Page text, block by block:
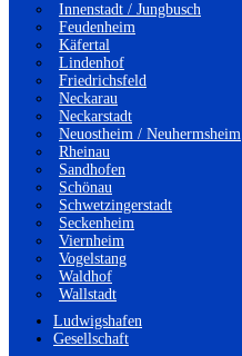
Innenstadt / Jungbusch
Feudenheim
Käfertal
Lindenhof
Friedrichsfeld
Neckarau
Neckarstadt
Neuostheim / Neuhermsheim
Rheinau
Sandhofen
Schönau
Schwetzingerstadt
Seckenheim
Viernheim
Vogelstang
Waldhof
Wallstadt
Ludwigshafen
Gesellschaft